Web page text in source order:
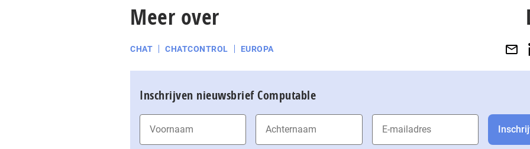
Meer over
CHAT CHATCONTROL EUROPA
Inschrijven nieuwsbrief Computable